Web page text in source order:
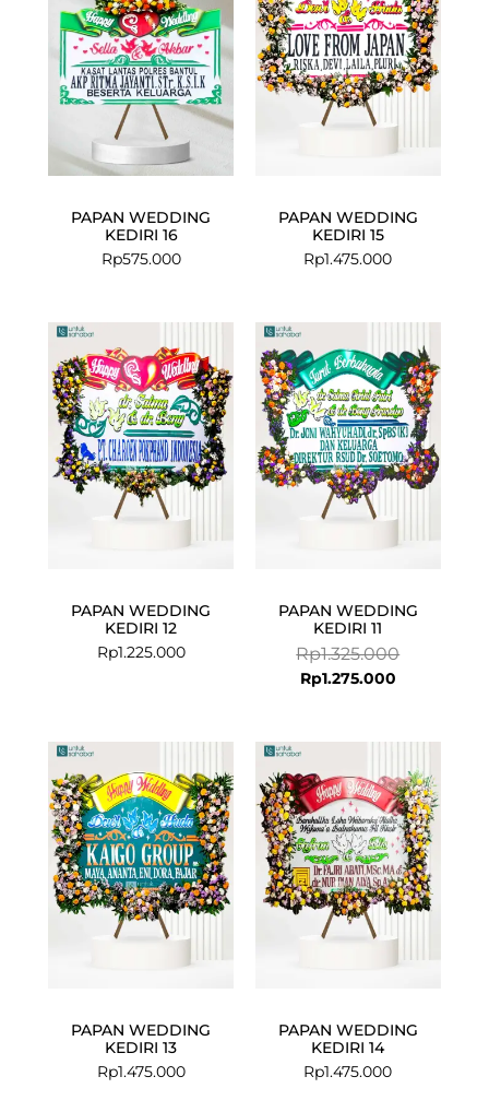
PAPAN WEDDING
KEDIRI 16
Rp575.000
PAPAN WEDDING
KEDIRI 15
Rp1.475.000
PAPAN WEDDING
KEDIRI 12
Rp1.225.000
PAPAN WEDDING
KEDIRI 11
Rp1.325.000
price
was:
Rp1.275.000
price
is:
Rp1.275.000.
PAPAN WEDDING
KEDIRI 13
Rp1.475.000
PAPAN WEDDING
KEDIRI 14
Rp1.475.000